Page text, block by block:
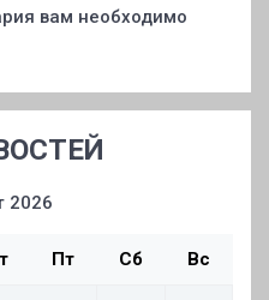
вам необходимо
2026
Пт Сб Вс